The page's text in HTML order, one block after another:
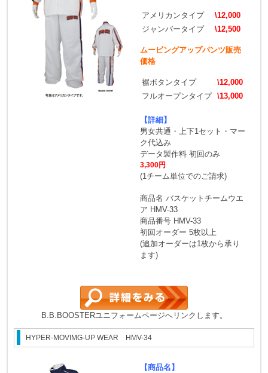
アメリカンタイプ
\12,000
ジャンバータイプ
\12,500
ムービングアップパンツ販売
価格
裾ボタンタイプ
\12,000
フルオープンタイプ \13,000
【詳細】
男女共通・上下1セット・マー
ク代込み
データ製作料 初回のみ
3,300円
(1チーム単位でのご請求)
商品名 バスケットチームウエ
ア HMV-33
商品番号 HMV-33
初回オーダー 5枚以上
(追加オーダーは1枚から承り
ます)
B.B.BOOSTERユニフォームページへリンクします。
HYPER-MOVIMG-UP WEAR HMV-34
【商品名】